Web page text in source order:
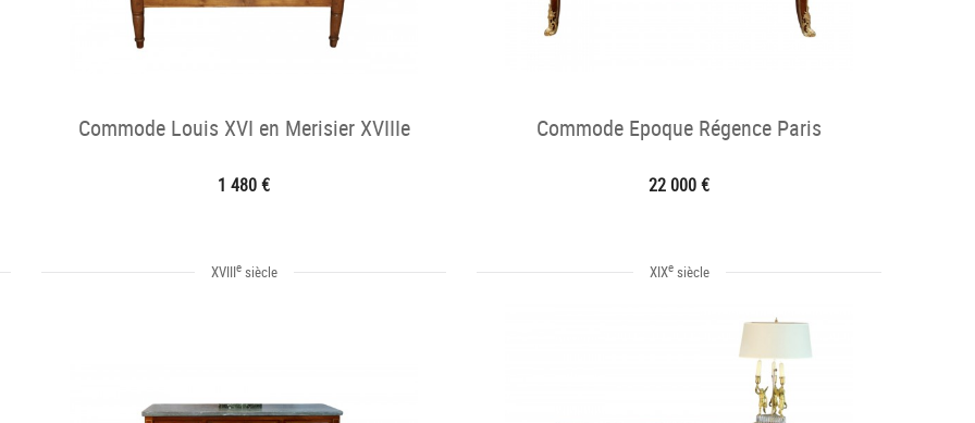
Commode Louis XVI en Merisier XVIIIe
1 480 €
Commode Epoque Régence Paris
22 000 €
XVIIIesiècle XIXesiècle